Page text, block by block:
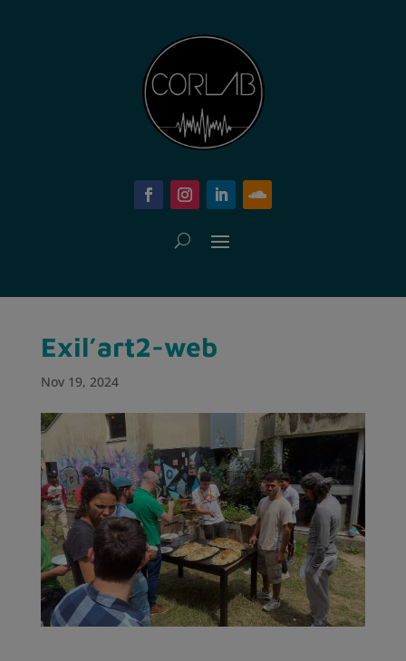
Exil’art2-web
Nov 19, 2024